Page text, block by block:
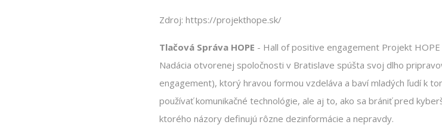
Zdroj: https://projekthope.sk/
Tlačová Správa HOPE - Hall of positive engagement Projekt
Nadácia otvorenej spoločnosti v Bratislave spúšta svoj dlho
engagement), ktorý hravou formou vzdeláva a baví mladých ľudí k
používať komunikačné technológie, ale aj to, ako sa brániť pred
ktorého názory definujú rôzne dezinformácie a nepravdy.